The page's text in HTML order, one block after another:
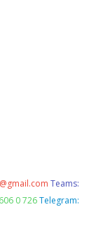
Teams:
0 726 Telegram: